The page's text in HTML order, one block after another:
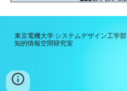
東京電機大学 システムデザイン工学部
知的情報空間研究室